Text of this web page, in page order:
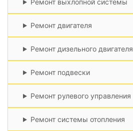
Ремонт выхлопной системы
Ремонт двигателя
Ремонт дизельного двигателя
Ремонт подвески
Ремонт рулевого управления
Ремонт системы отопления